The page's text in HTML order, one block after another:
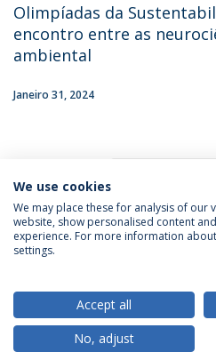
Olimpíadas da
encontro entre as
ambiental
Janeiro 31, 2024
Política de Privacidade
© 2026 Universidade
We use cookies
We may place these for analysis of
website, show personalised content
experience. For more information
settings.
Accept all
No, adjust